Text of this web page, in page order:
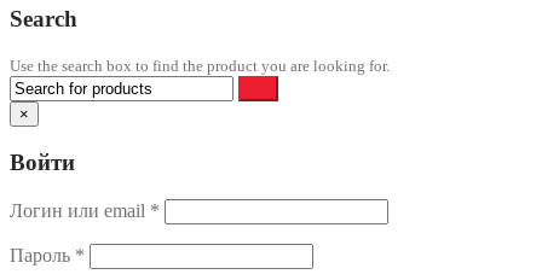
Search
Use the search box to find the product you are looking for.
×
Войти
Логин или email *
Пароль *